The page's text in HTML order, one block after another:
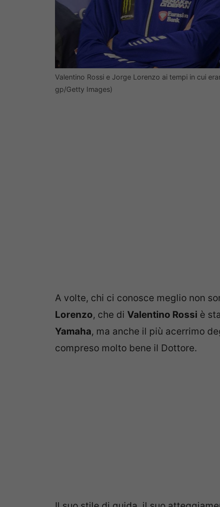
Valentino Rossi e Jorge Lorenzo ai tempi in cui
gp/Getty Images)
A volte, chi ci conosce meglio non
Lorenzo, che di Valentino Rossi è
Yamaha, ma anche il più acerrimo
compreso molto bene il Dottore.